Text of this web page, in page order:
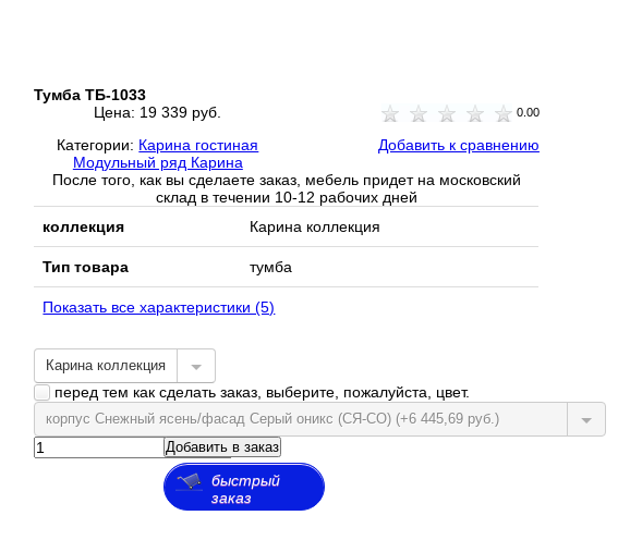
Тумба ТБ-1033
Цена: 19 339 руб. 0.00
Категории: Карина гостиная
Модульный ряд Карина
Добавить к сравнению
После того, как вы сделаете заказ, мебель придет на московский
склад в течении 10-12 рабочих дней
коллекция
Карина коллекция
Тип товара тумба
Показать все характеристики (5)
Карина коллекция
перед тем как сделать заказ, выберите, пожалуйста, цвет.
корпус Cнежный ясень/фасад Серый оникс (СЯ-СО) (+6 445,69 руб.)
Добавить в заказ
быстрый
заказ